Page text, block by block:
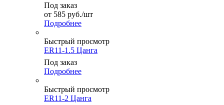
Под заказ
от 585 руб./шт
Подробнее
Быстрый просмотр
ER11-1.5 Цанга
Под заказ
Подробнее
Быстрый просмотр
ER11-2 Цанга